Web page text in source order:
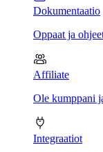
Dokumentaatio
Oppaat ja
Affiliate
Ole kumppani
Integraatiot